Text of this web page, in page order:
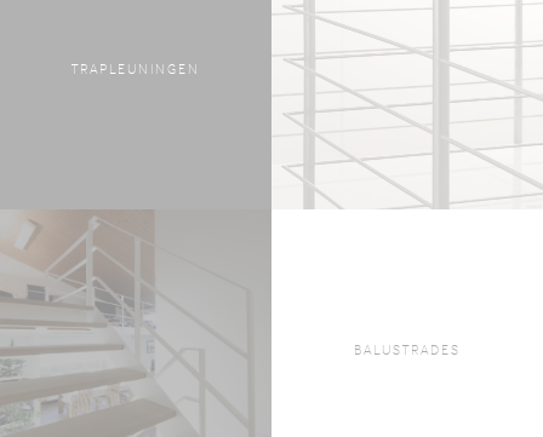
TRAPLEUNINGEN
BALUSTRADES